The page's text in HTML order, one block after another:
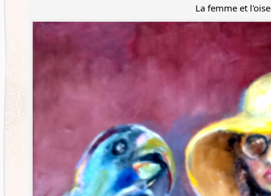
La femme et